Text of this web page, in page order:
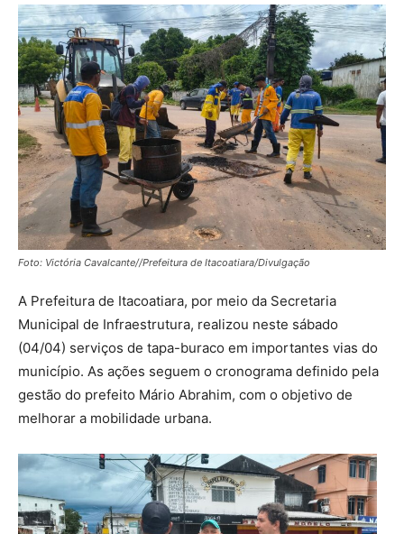
Foto: Victória Cavalcante//Prefeitura de Itacoatiara/Divulgação
A Prefeitura de Itacoatiara, por meio da Secretaria
Municipal de Infraestrutura, realizou neste sábado
(04/04) serviços de tapa-buraco em importantes vias do
município. As ações seguem o cronograma definido pela
gestão do prefeito Mário Abrahim, com o objetivo de
melhorar a mobilidade urbana.